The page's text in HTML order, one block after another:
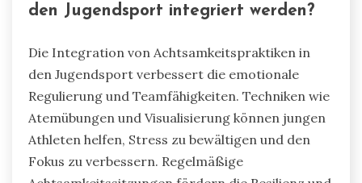
den Jugendsport integriert werden?
Die Integration von Achtsamkeitspraktiken in
den Jugendsport verbessert die emotionale
Regulierung und Teamfähigkeiten. Techniken wie
Atemübungen und Visualisierung können jungen
Athleten helfen, Stress zu bewältigen und den
Fokus zu verbessern. Regelmäßige